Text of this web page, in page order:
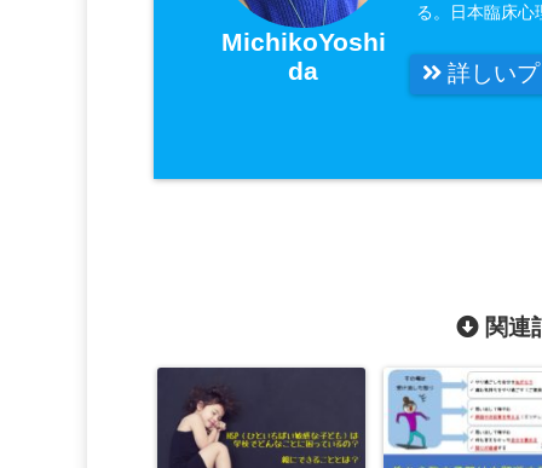
MichikoYoshi
da
る。日本臨床心
詳しいプ
関連